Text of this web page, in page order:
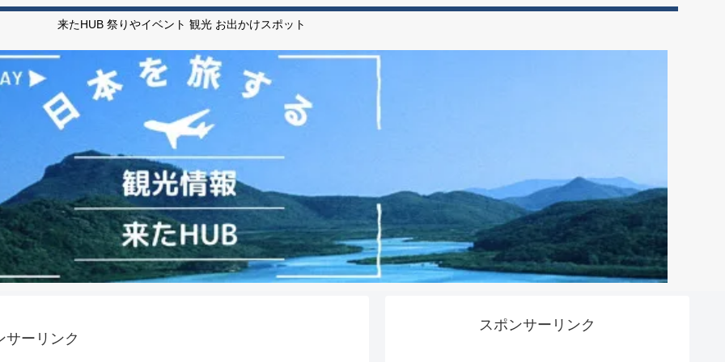
来たHUB 祭りやイベント 観光 お出かけスポット
サーリンク
スポンサーリンク